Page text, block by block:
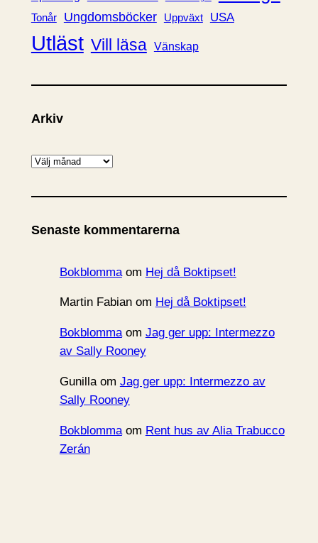
Tonår Ungdomsböcker Uppväxt USA
Utläst Vill läsa Vänskap
Arkiv
A
k
v
Senaste kommentarerna
Bokblommaom Hej då Boktipset!
Martin Fabianom Hej då Boktipset!
Bokblommaom Jag ger upp: Intermezzo
av Sally Rooney
Gunillaom Jag ger upp: Intermezzo av
Sally Rooney
Bokblommaom Rent hus av Alia Trabucco
Zerán